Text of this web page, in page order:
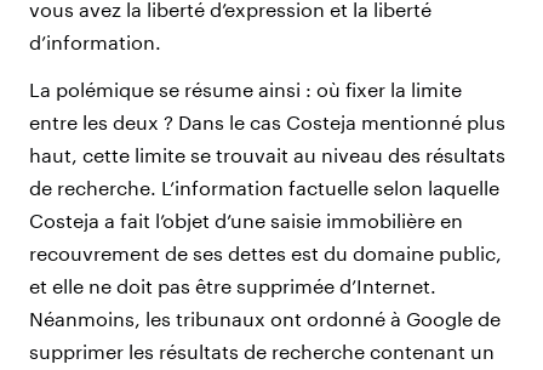
vous avez la liberté d’expression et la liberté
d’information.
La polémique se résume ainsi : où fixer la limite
entre les deux ? Dans le cas Costeja mentionné plus
haut, cette limite se trouvait au niveau des résultats
de recherche. L’information factuelle selon laquelle
Costeja a fait l’objet d’une saisie immobilière en
recouvrement de ses dettes est du domaine public,
et elle ne doit pas être supprimée d’Internet.
Néanmoins, les tribunaux ont ordonné à Google de
supprimer les résultats de recherche contenant un